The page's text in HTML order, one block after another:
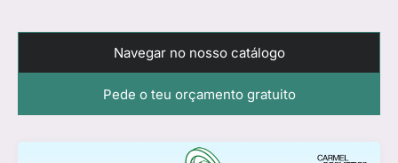
Navegar no nosso catálogo
Pede o teu orçamento gratuito